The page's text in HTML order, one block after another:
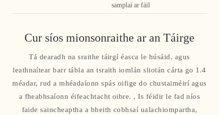
samplaí ar fáil
Cur síos mionsonraithe ar an Táirge
Tá dearadh na sraithe táirgí éasca le húsáid, agus
leathnaítear barr tábla an tsraith iomlán sliotán cárta go 1.4
méadar, rud a mhéadaíonn spás oifige do chustaiméirí agus
a fheabhsaíonn éifeachtacht oibre. , Is féidir le fad níos
faide saincheaptha a bheith cobhsaí ualachiompartha,